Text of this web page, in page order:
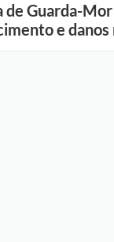
de Guarda-
e danos